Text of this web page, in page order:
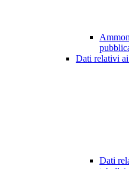
Dati relativi
Dati